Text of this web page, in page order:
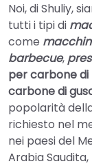
Noi, di Shuliy,
tutti i tipi di
come
barbecue,
per carbone
carbone di
popolarità
richiesto nel
nei paesi del
Arabia